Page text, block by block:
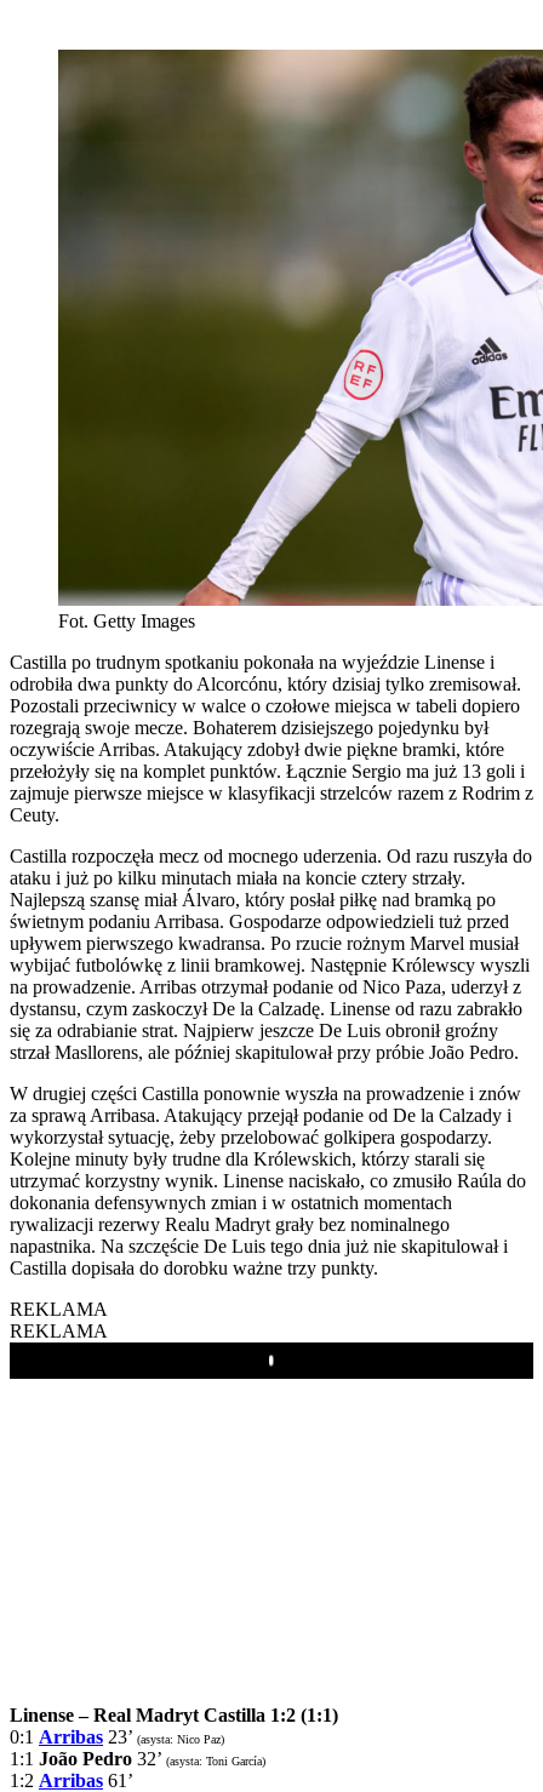
Fot. Getty Images
Castilla po trudnym spotkaniu pokonała na wyjeździe Linense i
odrobiła dwa punkty do Alcorcónu, który dzisiaj tylko zremisował.
Pozostali przeciwnicy w walce o czołowe miejsca w tabeli dopiero
rozegrają swoje mecze. Bohaterem dzisiejszego pojedynku był
oczywiście Arribas. Atakujący zdobył dwie piękne bramki, które
przełożyły się na komplet punktów. Łącznie Sergio ma już 13 goli i
zajmuje pierwsze miejsce w klasyfikacji strzelców razem z Rodrim z
Ceuty.
Castilla rozpoczęła mecz od mocnego uderzenia. Od razu ruszyła do
ataku i już po kilku minutach miała na koncie cztery strzały.
Najlepszą szansę miał Álvaro, który posłał piłkę nad bramką po
świetnym podaniu Arribasa. Gospodarze odpowiedzieli tuż przed
upływem pierwszego kwadransa. Po rzucie rożnym Marvel musiał
wybijać futbolówkę z linii bramkowej. Następnie Królewscy wyszli
na prowadzenie. Arribas otrzymał podanie od Nico Paza, uderzył z
dystansu, czym zaskoczył De la Calzadę. Linense od razu zabrakło
się za odrabianie strat. Najpierw jeszcze De Luis obronił groźny
strzał Masllorens, ale później skapitulował przy próbie João Pedro.
W drugiej części Castilla ponownie wyszła na prowadzenie i znów
za sprawą Arribasa. Atakujący przejął podanie od De la Calzady i
wykorzystał sytuację, żeby przelobować golkipera gospodarzy.
Kolejne minuty były trudne dla Królewskich, którzy starali się
utrzymać korzystny wynik. Linense naciskało, co zmusiło Raúla do
dokonania defensywnych zmian i w ostatnich momentach
rywalizacji rezerwy Realu Madryt grały bez nominalnego
napastnika. Na szczęście De Luis tego dnia już nie skapitulował i
Castilla dopisała do dorobku ważne trzy punkty.
REKLAMA
REKLAMA
Play
Linense – Real Madryt Castilla 1:2 (1:1)
0:1 Arribas 23’ (asysta: Nico Paz)
1:1 João Pedro 32’ (asysta: Toni García)
1:2 Arribas 61’